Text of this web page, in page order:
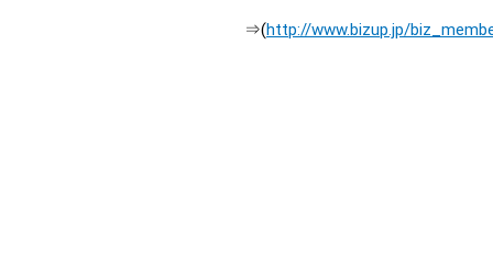
⇒(http://www.bizup.jp/